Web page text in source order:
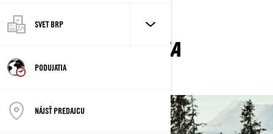
SVET BRP
PODUJATIA
NÁJSŤ PREDAJCU
UŽÍVAJTE SI TRAIL NA
MAXIMUM